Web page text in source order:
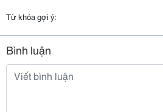
Từ khóa gợi ý:
Bình luận